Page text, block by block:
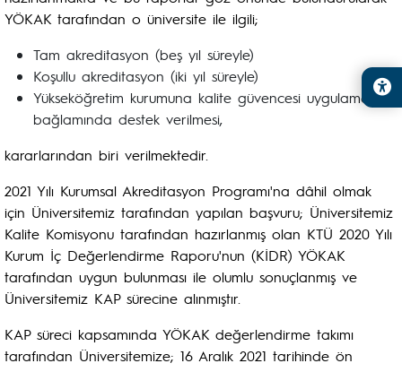
YÖKAK tarafından o üniversite ile ilgili;
Tam akreditasyon (beş yıl süreyle)
Koşullu akreditasyon (iki yıl süreyle)
Yükseköğretim kurumuna kalite güvencesi uygulamaları
bağlamında destek verilmesi,
kararlarından biri verilmektedir.
2021 Yılı Kurumsal Akreditasyon Programı'na dâhil olmak
için Üniversitemiz tarafından yapılan başvuru; Üniversitemiz
Kalite Komisyonu tarafından hazırlanmış olan KTÜ 2020 Yılı
Kurum İç Değerlendirme Raporu'nun (KİDR) YÖKAK
tarafından uygun bulunması ile olumlu sonuçlanmış ve
Üniversitemiz KAP sürecine alınmıştır.
KAP süreci kapsamında YÖKAK değerlendirme takımı
tarafından Üniversitemize; 16 Aralık 2021 tarihinde ön